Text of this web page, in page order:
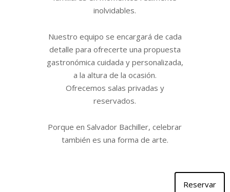
inolvidables.
Nuestro equipo se encargará de cada
detalle para ofrecerte una propuesta
gastronómica cuidada y personalizada,
a la altura de la ocasión.
Ofrecemos salas privadas y
reservados.
Porque en Salvador Bachiller, celebrar
también es una forma de arte.
Reservar